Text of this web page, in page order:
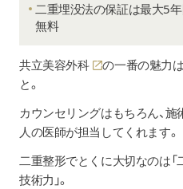
二重埋没法の保証は最大5
無料
共立美容外科
の一番の魅力
と。
カウンセリングはもちろん、
人の医師が担当してくれます。
二重整形でとくに大切なのは「
技術力」。